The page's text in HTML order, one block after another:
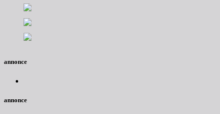
annonce
annonce